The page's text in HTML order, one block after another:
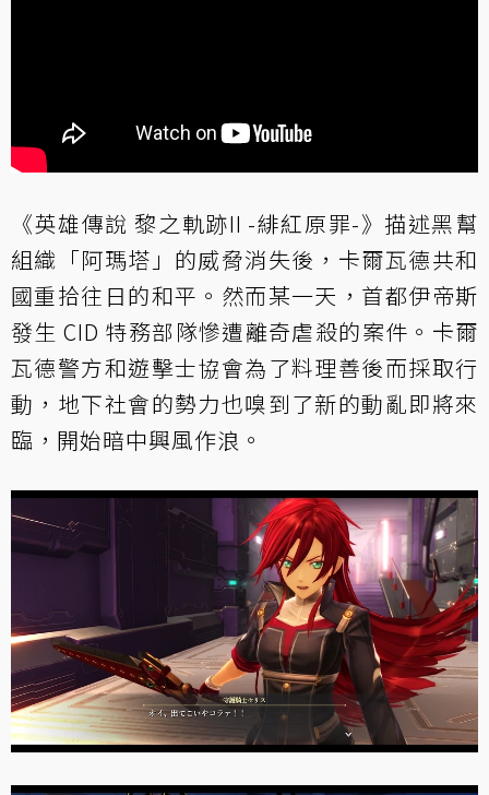
《英雄傳說 黎之軌跡II -緋紅原罪-》描述黑幫
組織「阿瑪塔」的威脅消失後，卡爾瓦德共和
國重拾往日的和平。然而某一天，首都伊帝斯
發生 CID 特務部隊慘遭離奇虐殺的案件。卡爾
瓦德警方和遊擊士協會為了料理善後而採取行
動，地下社會的勢力也嗅到了新的動亂即將來
臨，開始暗中興風作浪。